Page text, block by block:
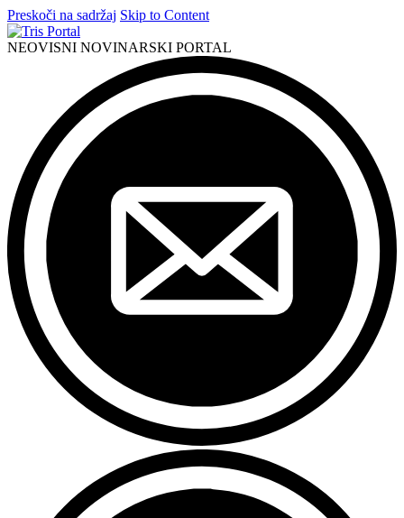
Preskoči na sadržaj Skip to Content
NEOVISNI NOVINARSKI PORTAL